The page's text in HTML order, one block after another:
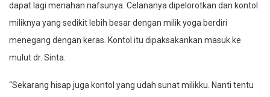
dapat lagi menahan nafsunya. Celananya dipelorotkan dan kontol
miliknya yang sedikit lebih besar dengan milik yoga berdiri
menegang dengan keras. Kontol itu dipaksakankan masuk ke
mulut dr. Sinta.
“Sekarang hisap juga kontol yang udah sunat milikku. Nanti tentu